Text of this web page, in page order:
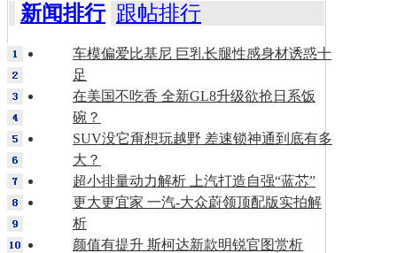
新闻排行 跟帖排行
车模偏爱比基尼 巨乳长腿性感身材诱惑十
足
在美国不吃香 全新GL8升级欲抢日系饭
碗？
SUV没它甭想玩越野 差速锁神通到底有多
大？
超小排量动力解析 上汽打造自强“蓝芯”
更大更宜家 一汽-大众蔚领顶配版实拍解
析
颜值有提升 斯柯达新款明锐官图赏析